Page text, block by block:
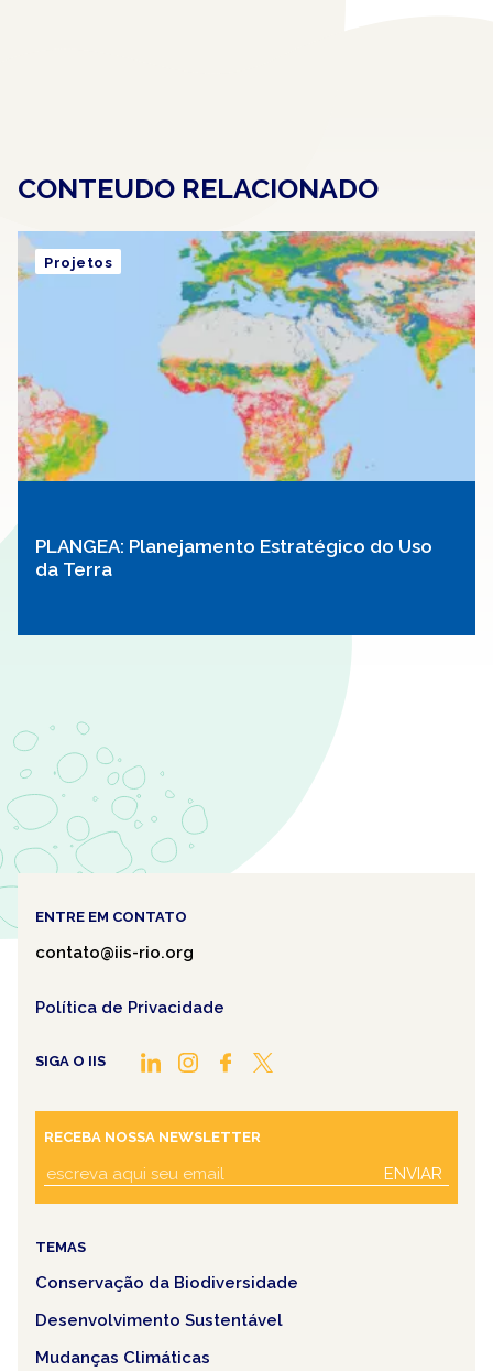
CONTEUDO RELACIONADO
PLANGEA: Planejamento Estratégico do Uso
da Terra
Projetos
ENTRE EM CONTATO
contato@iis-rio.org
Política de Privacidade
SIGA O IIS
RECEBA NOSSA NEWSLETTER
ENVIAR
TEMAS
Conservação da Biodiversidade
Desenvolvimento Sustentável
Mudanças Climáticas